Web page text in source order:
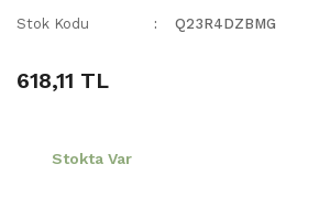
Stok Kodu Q23R4DZBMG
618,11 TL
Stokta Var